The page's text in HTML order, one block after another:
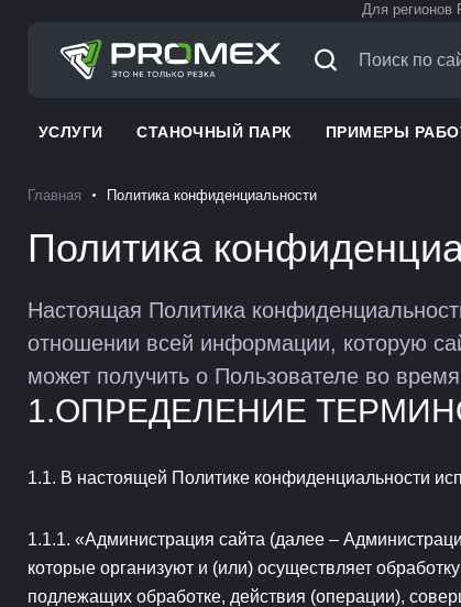
Для регионов
УСЛУГИ СТАНОЧНЫЙ ПАРК ПРИМЕРЫ
Главная Политика конфиденциальности
Политика
Настоящая Политика
отношении всей информации, которую
может получить о Пользователе во
ОПРЕДЕЛЕНИЕ
В настоящей Политике конфиденциальности
«Администрация сайта (далее –
которые организуют и (или) осуществляет
подлежащих обработке, действия (операции),